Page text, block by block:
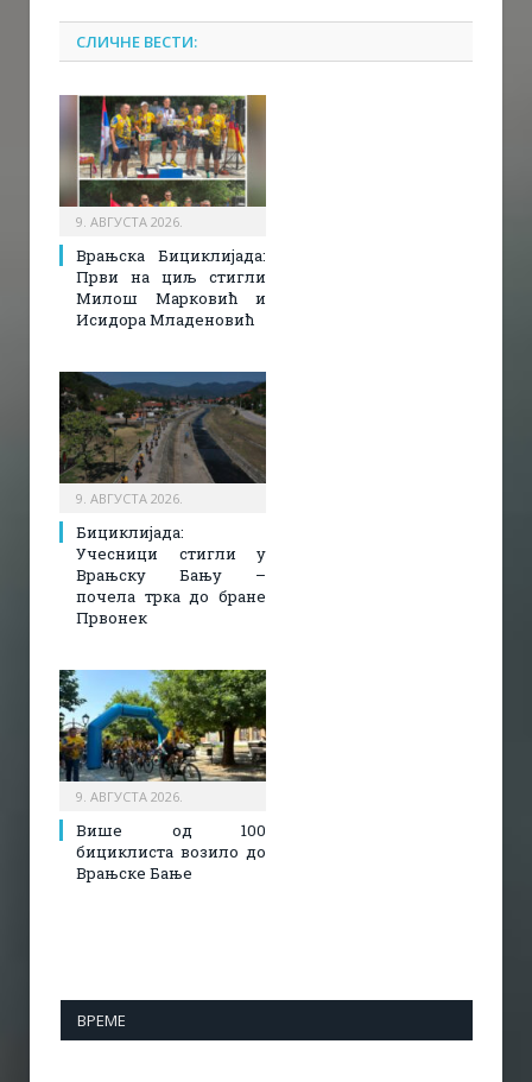
СЛИЧНЕ ВЕСТИ:
9. АВГУСТА 2026.
Врањска Бициклијада:
Први на циљ стигли
Милош Марковић и
Исидора Младеновић
9. АВГУСТА 2026.
Бициклијада:
Учесници стигли у
Врањску Бању –
почела трка до бране
Првонек
9. АВГУСТА 2026.
Више од 100
бициклиста возило до
Врањске Бање
ВРЕМЕ